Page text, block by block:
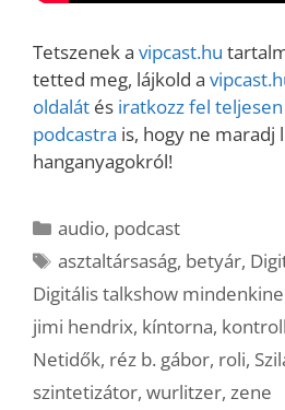
Tetszenek a vipcast.hu
tetted meg, lájkold a
oldalát és iratkozz fel
podcastra is, hogy ne maradj
hanganyagokról!
Kategória
audio, podcast
Címkék
asztaltársaság, betyár,
Digitális talkshow
jimi hendrix, kíntorna,
Netidők, réz b. gábor, roli,
szintetizátor, wurlitzer, zene